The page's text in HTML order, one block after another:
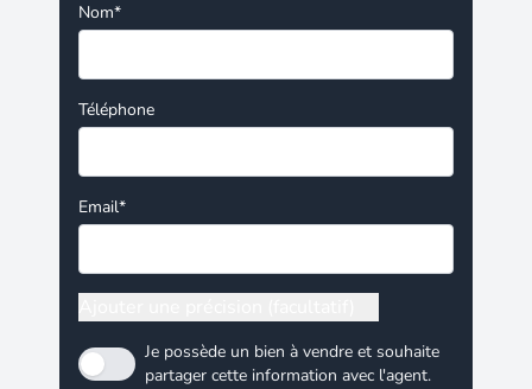
Nom*
Téléphone
Email*
Je possède un bien à vendre et souhaite
partager cette information avec l'agent.